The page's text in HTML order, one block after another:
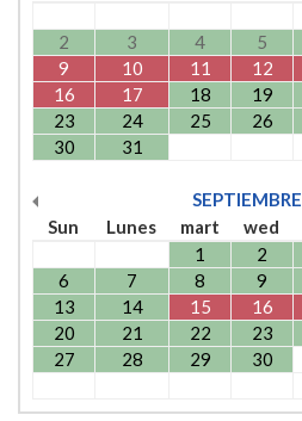
2
3 4 5
9
10 11 12
16
17 18 19
23
24 25 26
30
31
SEPTIEMBRE
Sun
Lunes mart wed
1
2
6
7 8 9
13
14 15 16
20
21 22 23
27
28 29 30